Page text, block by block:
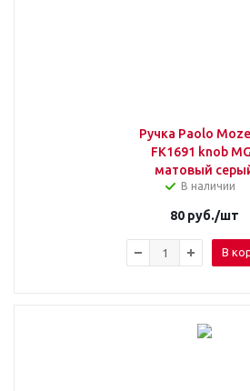
Ручка Paolo
FK1691 knob
матовый
В наличии
80руб./шт
В